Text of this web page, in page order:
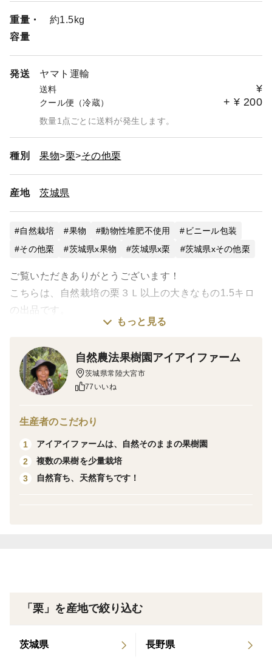
重量・
容量
約1.5kg
発送 ヤマト運輸
送料 ¥
クール便（冷蔵） + ¥ 200
数量1点ごとに送料が発生します。
種別 果物 栗 その他栗
産地 茨城県
自然栽培 果物 動物性堆肥不使用
ビニール包装
その他栗
茨城県x果物 茨城県x栗 茨城県xその他栗
ご覧いただきありがとうございます！
こちらは、自然栽培の栗３Ｌ以上の大きなもの1.5キロ
の出品です。
60サイズのクール便でお届け致します⭐
自然栽培ですので置いておくと虫が出やすいです。届い
たら直ぐに調理、または熱処理して下さい。
薬を使用せず無肥料の畑で栽培しています。
園内は自然の草木も一緒に生えていて、昆虫や小鳥その
他の小動物達の住処になっています。
⚪ヤマト運輸さんの６０サイズクール便でお送り致しま
⚪お届け日のご指定はできません。どうしてもご指定が
もっと見る
自然農法果樹園アイアイファーム
茨城県常陸大宮市
77いいね
生産者のこだわり
1
アイアイファームは、自然そのままの果樹園
2
複数の果樹を少量栽培
3
自然育ち、天然育ちです！
「栗」を産地で絞り込む
茨城県 長野県